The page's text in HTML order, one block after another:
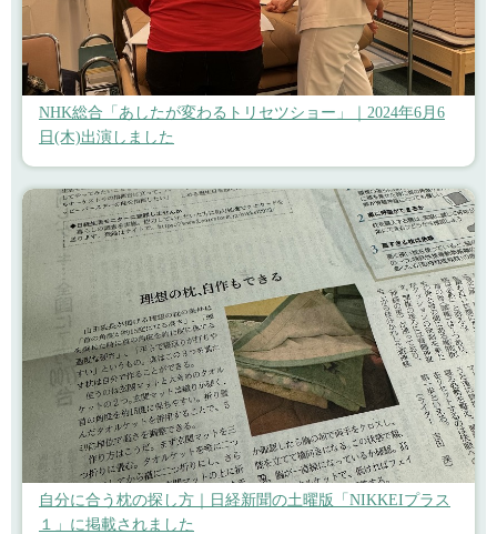
NHK総合「あしたが変わるトリセツショー」｜2024年6月6
日(木)出演しました
自分に合う枕の探し方｜日経新聞の土曜版「NIKKEIプラス
１」に掲載されました